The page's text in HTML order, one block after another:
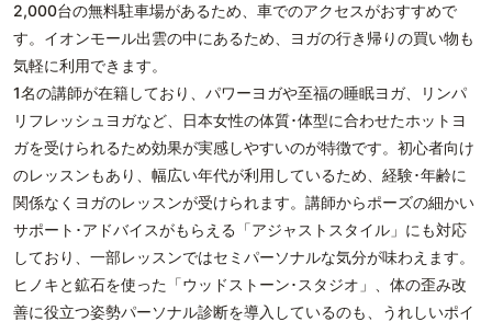
2,000台の無料駐車場があるため、車でのアクセスがおすすめで
す。イオンモール出雲の中にあるため、ヨガの行き帰りの買い物も
気軽に利用できます。
1名の講師が在籍しており、パワーヨガや至福の睡眠ヨガ、リンパ
リフレッシュヨガなど、日本女性の体質･体型に合わせたホットヨ
ガを受けられるため効果が実感しやすいのが特徴です。初心者向け
のレッスンもあり、幅広い年代が利用しているため、経験･年齢に
関係なくヨガのレッスンが受けられます。講師からポーズの細かい
サポート･アドバイスがもらえる「アジャストスタイル」にも対応
しており、一部レッスンではセミパーソナルな気分が味わえます。
ヒノキと鉱石を使った「ウッドストーン･スタジオ」、体の歪み改
善に役立つ姿勢パーソナル診断を導入しているのも、うれしいポイ